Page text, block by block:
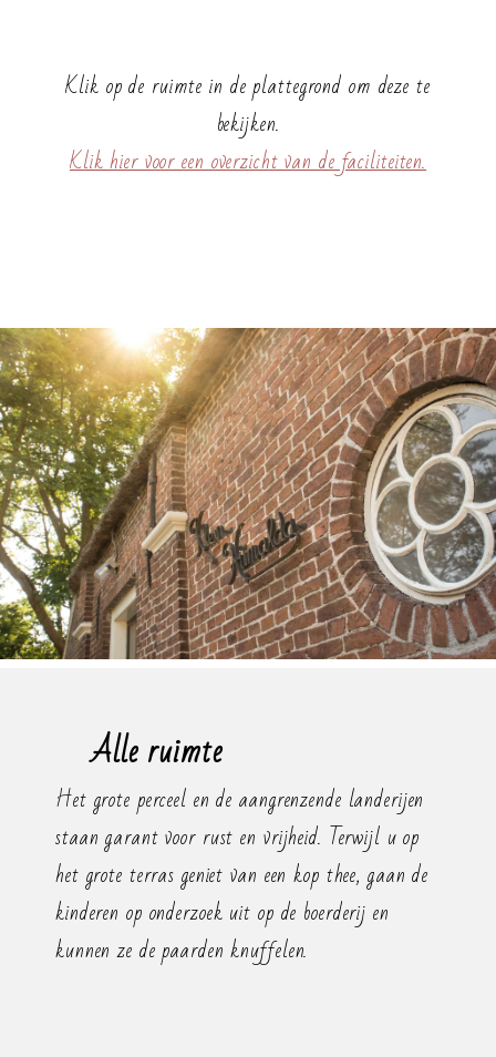
Klik op de ruimte in de plattegrond om deze te
bekijken.
Klik hier voor een overzicht van de faciliteiten.
Alle ruimte
Het grote perceel en de aangrenzende landerijen
staan garant voor rust en vrijheid. Terwijl u op
het grote terras geniet van een kop thee, gaan de
kinderen op onderzoek uit op de boerderij en
kunnen ze de paarden knuffelen.